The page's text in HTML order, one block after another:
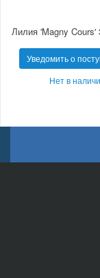
Лилия 'Magny Cours'
Уведомить о
Нет в